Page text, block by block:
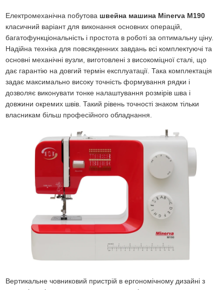
Електромеханічна побутова швейна машина Minerva M190
класичний варіант для виконання основних операцій,
багатофункціональність і простота в роботі за оптимальну ціну.
Надійна техніка для повсякденних завдань всі комплектуючі та
основні механічні вузли, виготовлені з високоміцної сталі, що
дає гарантію на довгий термін експлуатації. Така комплектація
задає максимально високу точність формування рядки і
дозволяє виконувати тонке налаштування розмірів шва і
довжини окремих швів. Такий рівень точності знаком тільки
власникам більш професійного обладнання.
Вертикальне човниковий пристрій в ергономічному дизайні з